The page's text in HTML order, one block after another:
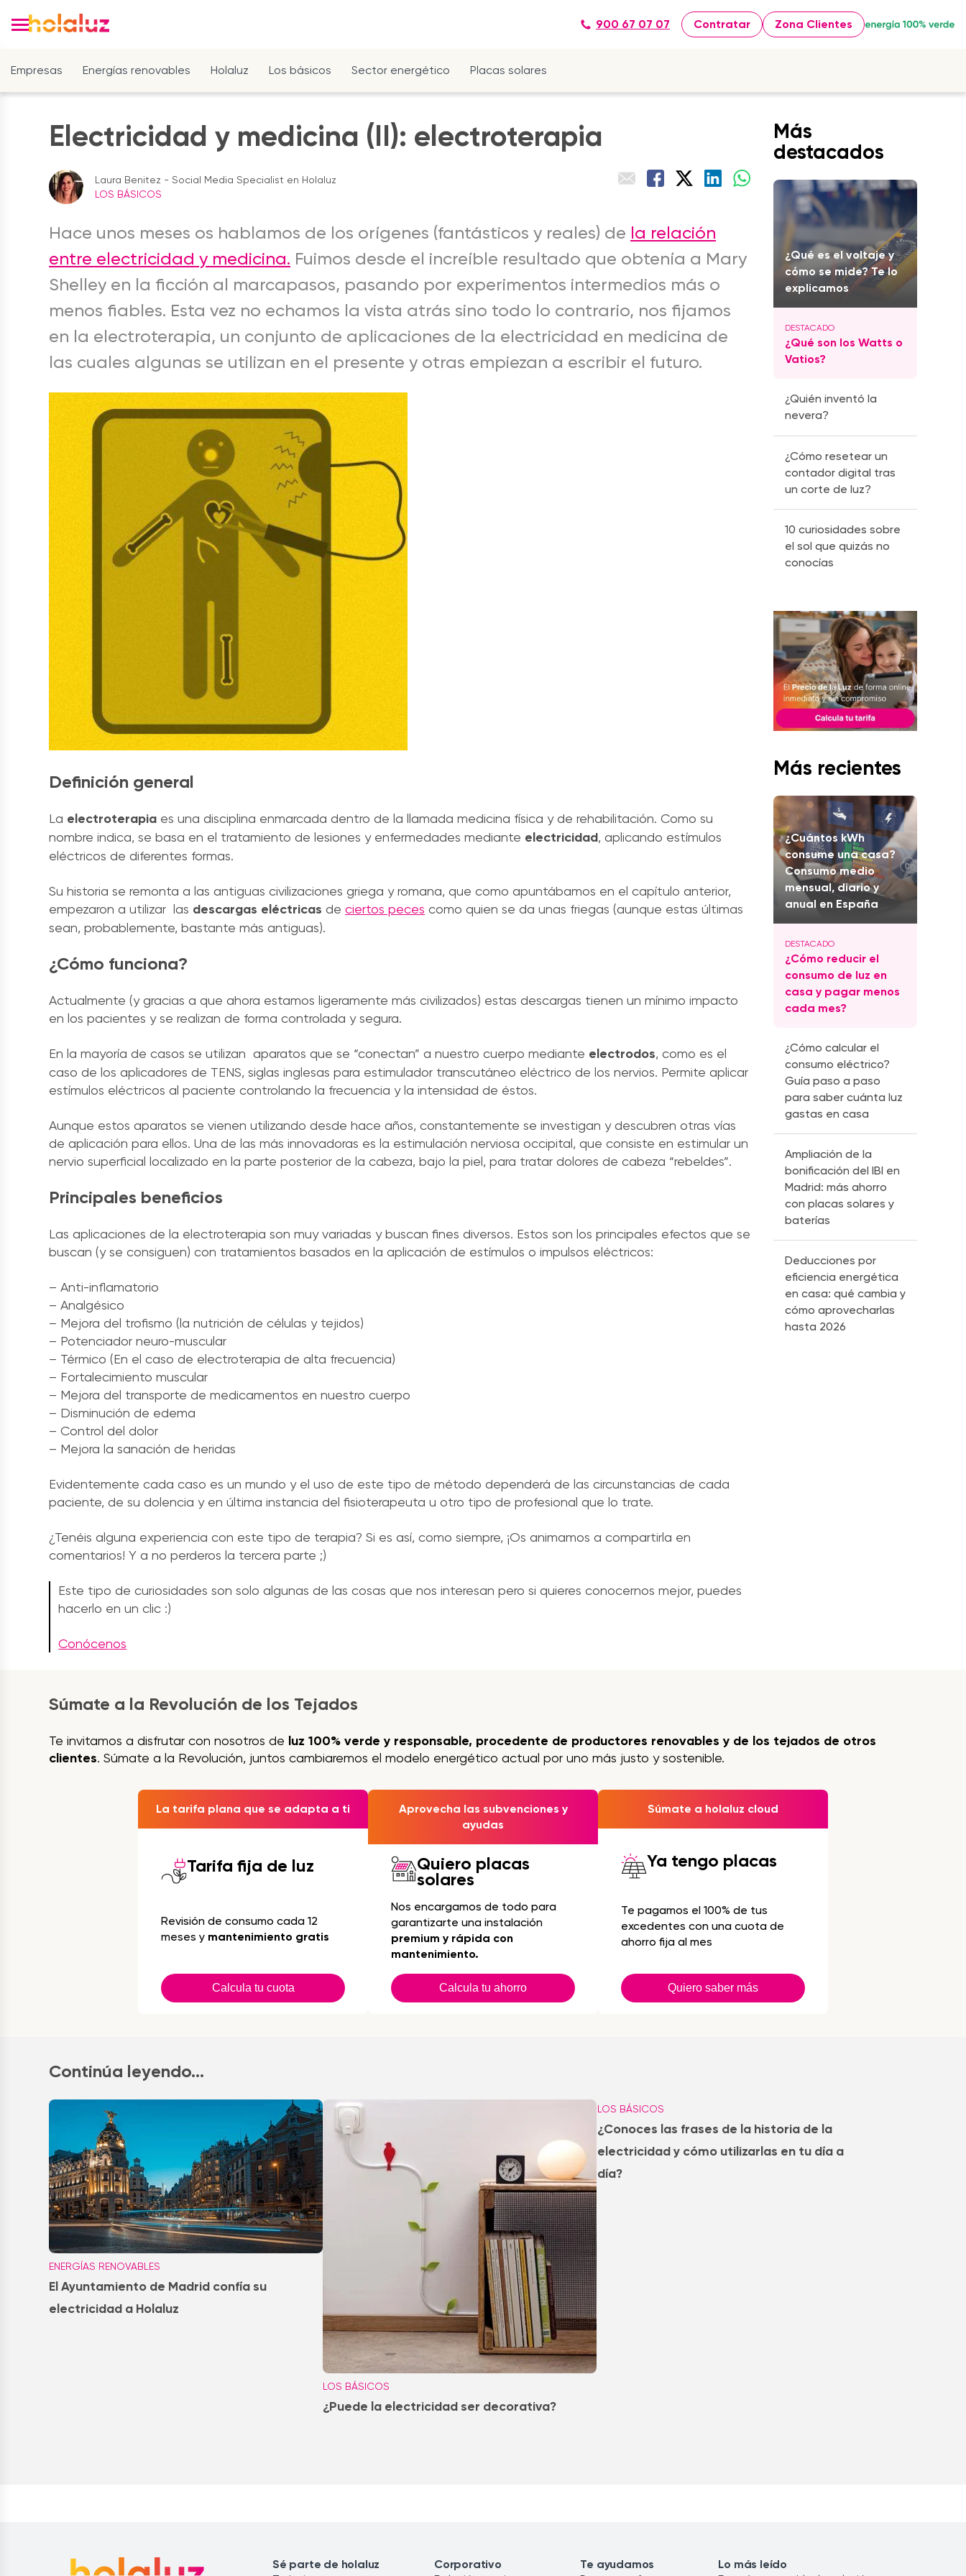
900 67 07 07 Contratar Zona Clientes
Empresas Energías renovables Holaluz Los básicos Sector energético Placas solares
Electricidad y medicina (II): electroterapia
Laura Benitez - Social Media Specialist en Holaluz
LOS BÁSICOS
Hace unos meses os hablamos de los orígenes (fantásticos y reales) de la relación
entre electricidad y medicina. Fuimos desde el increíble resultado que obtenía a Mary
Shelley en la ficción al marcapasos, pasando por experimentos intermedios más o
menos fiables. Esta vez no echamos la vista atrás sino todo lo contrario, nos fijamos
en la electroterapia, un conjunto de aplicaciones de la electricidad en medicina de
las cuales algunas se utilizan en el presente y otras empiezan a escribir el futuro.
Definición general
La electroterapia es una disciplina enmarcada dentro de la llamada medicina física y de rehabilitación. Como su
nombre indica, se basa en el tratamiento de lesiones y enfermedades mediante electricidad, aplicando estímulos
eléctricos de diferentes formas.
Su historia se remonta a las antiguas civilizaciones griega y romana, que como apuntábamos en el capítulo anterior,
empezaron a utilizar las descargas eléctricas de ciertos peces como quien se da unas friegas (aunque estas últimas
sean, probablemente, bastante más antiguas).
¿Cómo funciona?
Actualmente (y gracias a que ahora estamos ligeramente más civilizados) estas descargas tienen un mínimo impacto
en los pacientes y se realizan de forma controlada y segura.
En la mayoría de casos se utilizan aparatos que se “conectan” a nuestro cuerpo mediante electrodos, como es el
caso de los aplicadores de TENS, siglas inglesas para estimulador transcutáneo eléctrico de los nervios. Permite aplicar
estímulos eléctricos al paciente controlando la frecuencia y la intensidad de éstos.
Aunque estos aparatos se vienen utilizando desde hace años, constantemente se investigan y descubren otras vías
de aplicación para ellos. Una de las más innovadoras es la estimulación nerviosa occipital, que consiste en estimular un
nervio superficial localizado en la parte posterior de la cabeza, bajo la piel, para tratar dolores de cabeza “rebeldes”.
Principales beneficios
Las aplicaciones de la electroterapia son muy variadas y buscan fines diversos. Estos son los principales efectos que se
buscan (y se consiguen) con tratamientos basados en la aplicación de estímulos o impulsos eléctricos:
– Anti-inflamatorio
– Analgésico
– Mejora del trofismo (la nutrición de células y tejidos)
– Potenciador neuro-muscular
– Térmico (En el caso de electroterapia de alta frecuencia)
– Fortalecimiento muscular
– Mejora del transporte de medicamentos en nuestro cuerpo
– Disminución de edema
– Control del dolor
– Mejora la sanación de heridas
Evidentemente cada caso es un mundo y el uso de este tipo de método dependerá de las circunstancias de cada
paciente, de su dolencia y en última instancia del fisioterapeuta u otro tipo de profesional que lo trate.
¿Tenéis alguna experiencia con este tipo de terapia? Si es así, como siempre, ¡Os animamos a compartirla en
comentarios! Y a no perderos la tercera parte ;)
Este tipo de curiosidades son solo algunas de las cosas que nos interesan pero si quieres conocernos mejor, puedes
hacerlo en un clic :)
Conócenos
Más
destacados
¿Qué es el voltaje y
cómo se mide? Te lo
explicamos
¿Qué son los Watts o
Vatios?
¿Quién inventó la
nevera?
¿Cómo resetear un
contador digital tras
un corte de luz?
10 curiosidades sobre
el sol que quizás no
conocías
Más recientes
¿Cuántos kWh
consume una casa?
Consumo medio
mensual, diario y
anual en España
¿Cómo reducir el
consumo de luz en
casa y pagar menos
cada mes?
¿Cómo calcular el
consumo eléctrico?
Guía paso a paso
para saber cuánta luz
gastas en casa
Ampliación de la
bonificación del IBI en
Madrid: más ahorro
con placas solares y
baterías
Deducciones por
eficiencia energética
en casa: qué cambia y
cómo aprovecharlas
hasta 2026
Súmate a la Revolución de los Tejados
Te invitamos a disfrutar con nosotros de luz 100% verde y responsable, procedente de productores renovables y de los tejados de otros
clientes. Súmate a la Revolución, juntos cambiaremos el modelo energético actual por uno más justo y sostenible.
La tarifa plana que se adapta a ti
Tarifa fija de luz
Revisión de consumo cada 12
meses y mantenimiento gratis
Calcula tu cuota
Aprovecha las subvenciones y
ayudas
Quiero placas
solares
Nos encargamos de todo para
garantizarte una instalación
premium y rápida con
mantenimiento.
Calcula tu ahorro
Súmate a holaluz cloud
Ya tengo placas
Te pagamos el 100% de tus
excedentes con una cuota de
ahorro fija al mes
Quiero saber más
Continúa leyendo...
ENERGÍAS RENOVABLES
El Ayuntamiento de Madrid confía su
electricidad a Holaluz
LOS BÁSICOS
¿Puede la electricidad ser decorativa?
LOS BÁSICOS
¿Conoces las frases de la historia de la
electricidad y cómo utilizarlas en tu día a
día?
Sé parte de holaluz
Corporativo
Te ayudamos
Lo más leído